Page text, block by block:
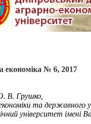
економіка № 6, 2017
В. Грушко,
та державного
університет імені